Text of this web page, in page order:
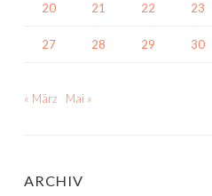
20 21 22 23
27 28 29 30
« März Mai »
ARCHIV